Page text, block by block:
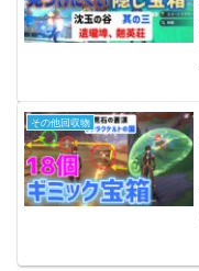
その他回収物